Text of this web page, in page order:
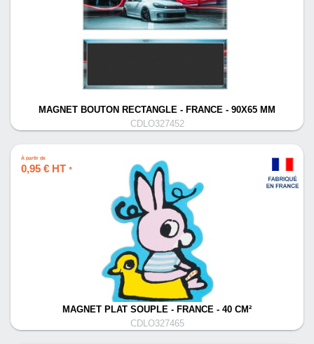
MAGNET BOUTON RECTANGLE - FRANCE - 90X65 MM
CDLO327452
À partir de
0,95 € HT *
MAGNET PLAT SOUPLE - FRANCE - 40 CM²
CDLO327465